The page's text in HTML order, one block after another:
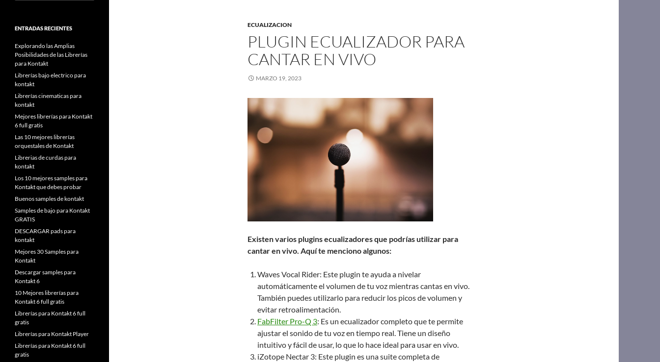
ECUALIZACION
PLUGIN ECUALIZADOR PARA
CANTAR EN VIVO
MARZO 19, 2023
Existen varios plugins ecualizadores que podrías utilizar para
cantar en vivo. Aquí te menciono algunos:
Waves Vocal Rider: Este plugin te ayuda a nivelar
automáticamente el volumen de tu voz mientras cantas en vivo.
También puedes utilizarlo para reducir los picos de volumen y
evitar retroalimentación.
FabFilter Pro-Q 3: Es un ecualizador completo que te permite
ajustar el sonido de tu voz en tiempo real. Tiene un diseño
intuitivo y fácil de usar, lo que lo hace ideal para usar en vivo.
iZotope Nectar 3: Este plugin es una suite completa de
ENTRADAS RECIENTES
Explorando las Amplias
Posibilidades de las Librerías
para Kontakt
Librerías bajo electrico para
kontakt
Librerías cinematicas para
kontakt
Mejores librerías para Kontakt
6 full gratis
Las 10 mejores librerías
orquestales de Kontakt
Librerias de curdas para
kontakt
Los 10 mejores samples para
Kontakt que debes probar
Buenos samples de kontakt
Samples de bajo para Kontakt
GRATIS
DESCARGAR pads para
kontakt
Mejores 30 Samples para
Kontakt
Descargar samples para
Kontakt 6
10 Mejores librerías para
Kontakt 6 full gratis
Librerías para Kontakt 6 full
gratis
Librerías para Kontakt Player
Librerías para Kontakt 6 full
gratis